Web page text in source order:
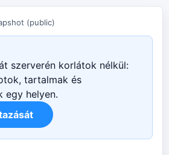
(public)
szerverén korlátok nélkül:
tartalmak és
egy helyen.